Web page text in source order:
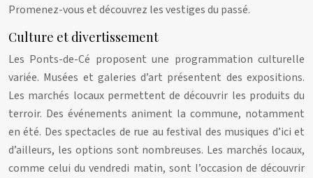
Promenez-vous et découvrez les vestiges du passé.
Culture et divertissement
Les Ponts-de-Cé proposent une programmation culturelle
variée. Musées et galeries d’art présentent des expositions.
Les marchés locaux permettent de découvrir les produits du
terroir. Des événements animent la commune, notamment
en été. Des spectacles de rue au festival des musiques d’ici et
d’ailleurs, les options sont nombreuses. Les marchés locaux,
comme celui du vendredi matin, sont l’occasion de découvrir